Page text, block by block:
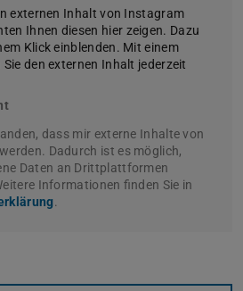
externen Inhalt von Instagram
Ihnen diesen hier zeigen. Dazu
Klick einblenden. Mit einem
den externen Inhalt jederzeit
dass mir externe Inhalte von
Dadurch ist es möglich,
Daten an Drittplattformen
Informationen finden Sie in
.